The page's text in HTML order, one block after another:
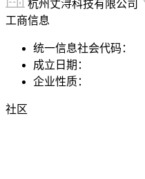
杭州丈浔科技有限公司
工商信息
统一信息社会代码：
成立日期：
企业性质：
社区